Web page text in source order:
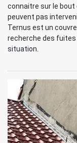
connaitre sur le
peuvent pas
Ternus est un
recherche des
situation.